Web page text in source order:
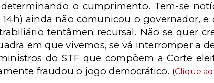
o cumprimento. Tem-se
ainda não comunicou o governador, e
tentâmen recursal. Não se quer
em que vivemos, se vá interromper a
do STF que compõem a Corte
fraudou o jogo democrático. (Clique